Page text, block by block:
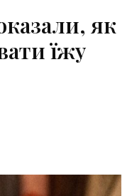
як
їжу